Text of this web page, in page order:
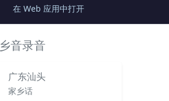
在 Web 应用中打开
乡音录音
广东汕头
家乡话